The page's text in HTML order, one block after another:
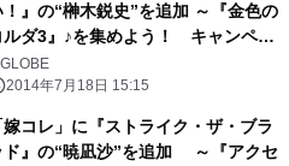
！』の“榊木鋭史”を追加 ～『金色の
ルダ3』♪を集めよう！ キャンペー
実施～
2014年7月18日 15:15
嫁コレ」に『ストライク・ザ・ブラ
ド』の“暁凪沙”を追加 ～『アクセ